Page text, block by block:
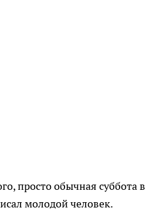
просто обычная
молодой человек.